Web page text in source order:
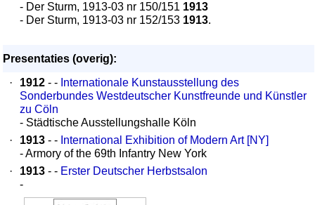
- Der Sturm, 1913-03 nr 150/151 1913
- Der Sturm, 1913-03 nr 152/153 1913.
Presentaties (overig):
·
1912 - - Internationale Kunstausstellung des
Sonderbundes Westdeutscher Kunstfreunde und Künstler
zu Cöln
- Städtische Ausstellungshalle Köln
·
1913 - - International Exhibition of Modern Art [NY]
- Armory of the 69th Infantry New York
·
1913 - - Erster Deutscher Herbstsalon
-